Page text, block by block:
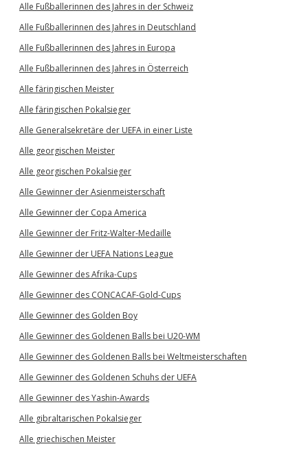
Alle Fußballerinnen des Jahres in der Schweiz
Alle Fußballerinnen des Jahres in Deutschland
Alle Fußballerinnen des Jahres in Europa
Alle Fußballerinnen des Jahres in Österreich
Alle färingischen Meister
Alle färingischen Pokalsieger
Alle Generalsekretäre der UEFA in einer Liste
Alle georgischen Meister
Alle georgischen Pokalsieger
Alle Gewinner der Asienmeisterschaft
Alle Gewinner der Copa America
Alle Gewinner der Fritz-Walter-Medaille
Alle Gewinner der UEFA Nations League
Alle Gewinner des Afrika-Cups
Alle Gewinner des CONCACAF-Gold-Cups
Alle Gewinner des Golden Boy
Alle Gewinner des Goldenen Balls bei U20-WM
Alle Gewinner des Goldenen Balls bei Weltmeisterschaften
Alle Gewinner des Goldenen Schuhs der UEFA
Alle Gewinner des Yashin-Awards
Alle gibraltarischen Pokalsieger
Alle griechischen Meister